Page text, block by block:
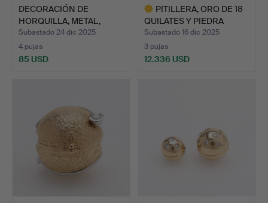
DECORACIÓN DE
HORQUILLA, METAL,
PERLAS Y P…
Subastado 24 dic 2025
4 pujas
85 USD
PITILLERA, ORO DE 18
QUILATES Y PIEDRA
NEG…
Subastado 16 dic 2025
3 pujas
12.336 USD